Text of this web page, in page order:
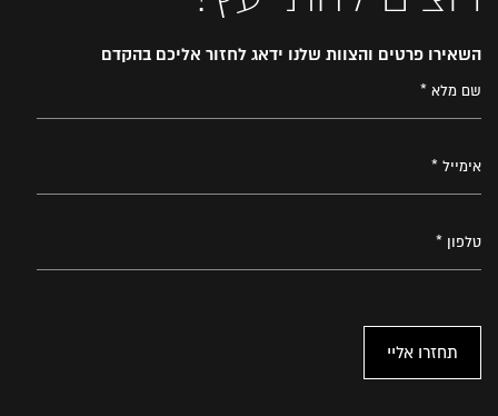
השאירו פרטים והצוות שלנו ידאג לחזור אליכם בהקדם